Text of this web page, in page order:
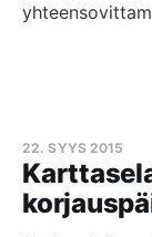
22. SYYS 2015